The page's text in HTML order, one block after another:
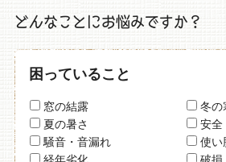
どんなことにお悩みですか？
困っていること
窓の結露
冬の
夏の暑さ
安全
騒音・音漏れ
使い